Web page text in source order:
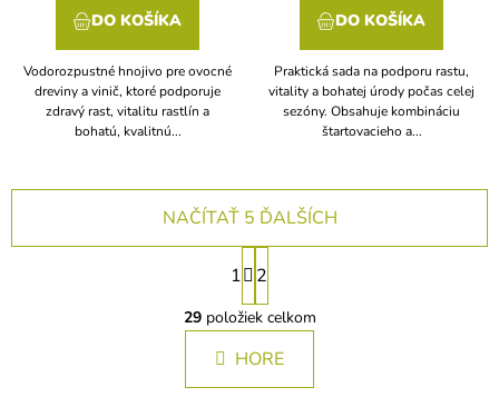
DO KOŠÍKA
Vodorozpustné hnojivo pre ovocné
dreviny a vinič, ktoré podporuje
zdravý rast, vitalitu rastlín a
bohatú, kvalitnú...
DO KOŠÍKA
Praktická sada na podporu rastu,
vitality a bohatej úrody počas celej
sezóny. Obsahuje kombináciu
štartovacieho a...
O
v
l
á
d
NAČÍTAŤ 5 ĎALŠÍCH
S
t
r
á
n
k
1 2
29položiek celkom
HORE